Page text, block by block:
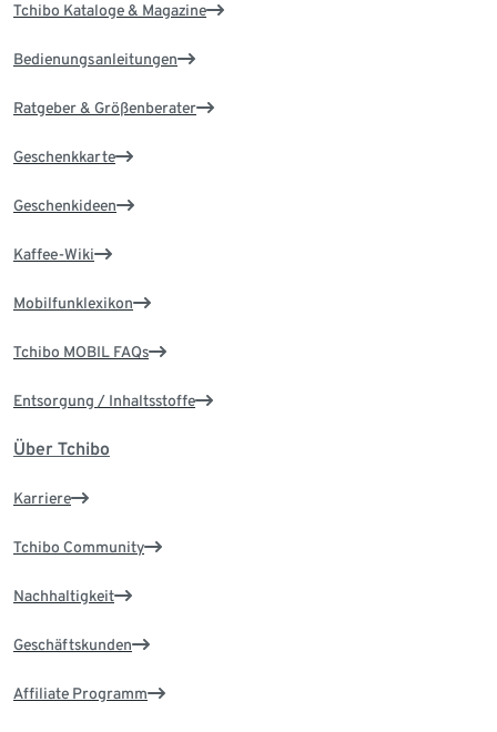
Tchibo Kataloge & Magazine
Bedienungsanleitungen
Ratgeber & Größenberater
Geschenkkarte
Geschenkideen
Kaffee-Wiki
Mobilfunklexikon
Tchibo MOBIL FAQs
Entsorgung / Inhaltsstoffe
Über Tchibo
Karriere
Tchibo Community
Nachhaltigkeit
Geschäftskunden
Affiliate Programm